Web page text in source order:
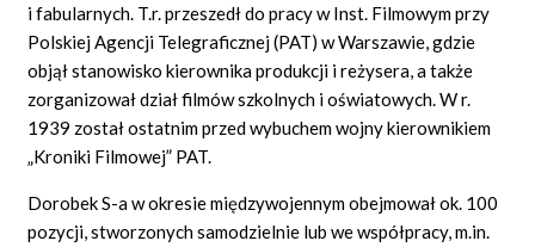
i fabularnych. T.r. przeszedł do pracy w Inst. Filmowym przy
Polskiej Agencji Telegraficznej (PAT) w Warszawie, gdzie
objął stanowisko kierownika produkcji i reżysera, a także
zorganizował dział filmów szkolnych i oświatowych. W r.
1939 został ostatnim przed wybuchem wojny kierownikiem
„Kroniki Filmowej” PAT.
Dorobek S-a w okresie międzywojennym obejmował ok. 100
pozycji, stworzonych samodzielnie lub we współpracy, m.in.